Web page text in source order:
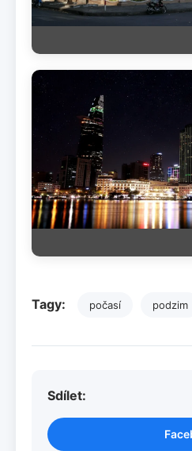
Tagy: počasí podzim
Sdílet: